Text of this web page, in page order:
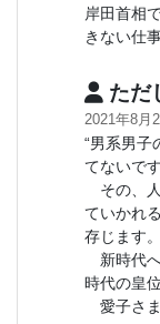
岸田首相
きない仕
ただ
2021年8月
“男系男子
てないで
その、
ていかれ
存じます。
新時代
時代の皇
愛子さま